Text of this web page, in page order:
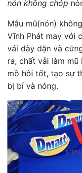
nón không chóp
Mẫu mũ(nón)
Vĩnh Phát may với
vải dày dặn và
ra, chất vải làm
mồ hôi tốt, tạo sự
bị bí và nóng.